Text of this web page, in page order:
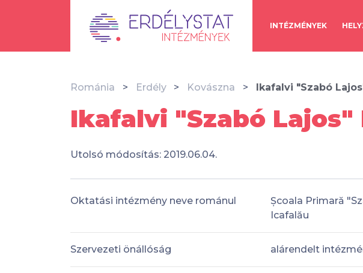
INTÉZMÉNYEK
Románia Erdély Kovászna Ikafalvi "Szabó
Ikafalvi "Szabó Lajos"
Utolsó módosítás: 2019.06.04.
Oktatási intézmény neve románul
Școala Primară
Icafalău
Szervezeti önállóság alárendelt